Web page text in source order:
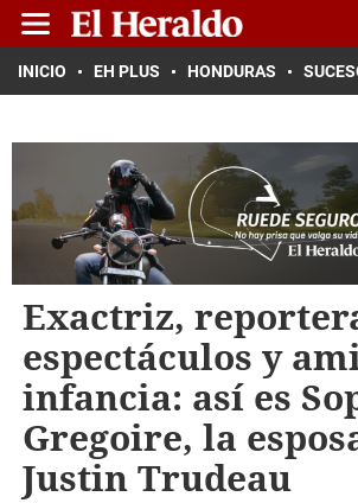
INICIO EH PLUS HONDURAS
Exactriz,
espectáculos y
infancia: así es
Gregoire, la
Justin Trudeau